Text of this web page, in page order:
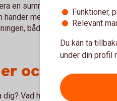
en summa? Att betala hyra i
händer med förskottet vid
både från hyresvärdens
och
Vad händer om du bjuder
Funktioner,
Relevant
Du kan ta
under din profil